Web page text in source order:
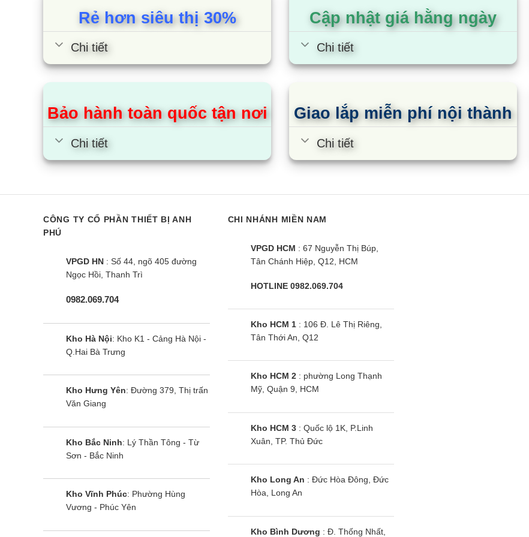
Rẻ hơn siêu thị 30%
Chi tiết
Cập nhật giá hằng ngày
Chi tiết
Bảo hành toàn quốc tận nơi
Chi tiết
Giao lắp miễn phí nội thành
Chi tiết
CÔNG TY CỔ PHẦN THIẾT BỊ ANH
PHÚ
VPGD HN : Số 44, ngõ 405 đường
Ngọc Hồi, Thanh Trì
0982.069.704
Kho Hà Nội: Kho K1 - Cảng Hà Nội -
Q.Hai Bà Trưng
Kho Hưng Yên: Đường 379, Thị trấn
Văn Giang
Kho Bắc Ninh: Lý Thần Tông - Từ
Sơn - Bắc Ninh
Kho Vĩnh Phúc: Phường Hùng
Vương - Phúc Yên
CHI NHÁNH MIỀN NAM
VPGD HCM : 67 Nguyễn Thị Búp,
Tân Chánh Hiệp, Q12, HCM
HOTLINE 0982.069.704
Kho HCM 1: 106 Đ. Lê Thị Riêng,
Tân Thới An, Q12
Kho HCM 2: phường Long Thạnh
Mỹ, Quận 9, HCM
Kho HCM 3: Quốc lộ 1K, P.Linh
Xuân, TP. Thủ Đức
Kho Long An : Đức Hòa Đông, Đức
Hòa, Long An
Kho Bình Dương : Đ. Thống Nhất,